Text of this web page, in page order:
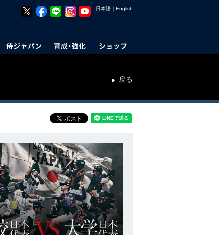
日本語 ｜ English
戻る